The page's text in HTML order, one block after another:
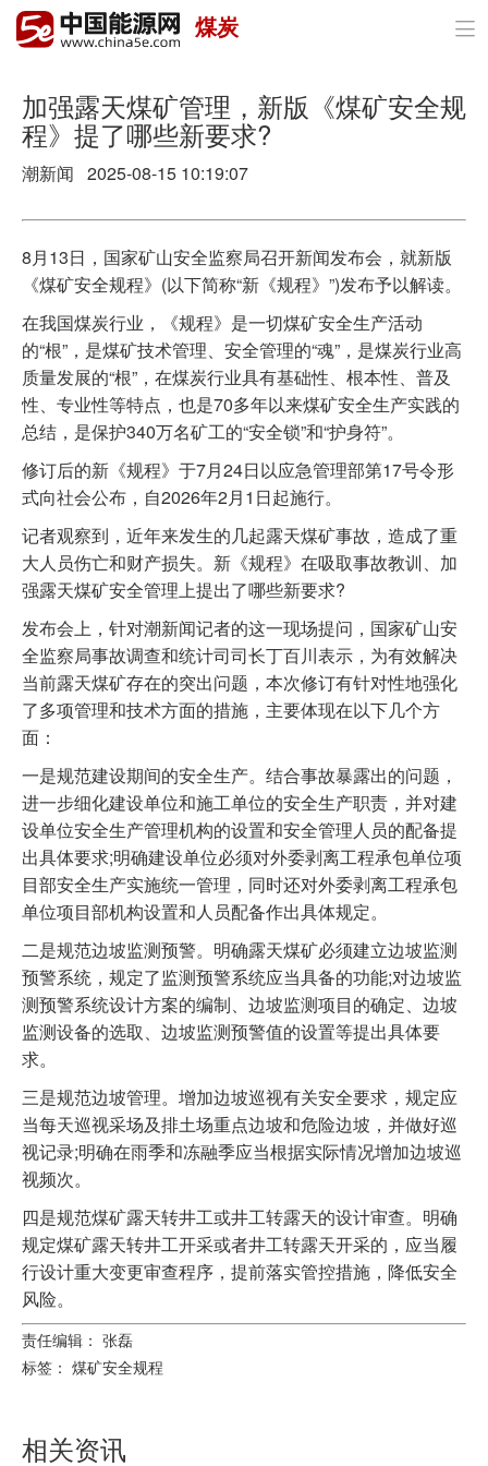
首页
政策与经济
油气
电力
新能源
节能环保
分布式能源
煤炭 
加强露天煤矿管理，新版《煤矿安全规
程》提了哪些新要求?
潮新闻 2025-08-15 10:19:07
8月13日，国家矿山安全监察局召开新闻发布会，就新版
《煤矿安全规程》(以下简称“新《规程》”)发布予以解读。
在我国煤炭行业，《规程》是一切煤矿安全生产活动
的“根”，是煤矿技术管理、安全管理的“魂”，是煤炭行业高
质量发展的“根”，在煤炭行业具有基础性、根本性、普及
性、专业性等特点，也是70多年以来煤矿安全生产实践的
总结，是保护340万名矿工的“安全锁”和“护身符”。
修订后的新《规程》于7月24日以应急管理部第17号令形
式向社会公布，自2026年2月1日起施行。
记者观察到，近年来发生的几起露天煤矿事故，造成了重
大人员伤亡和财产损失。新《规程》在吸取事故教训、加
强露天煤矿安全管理上提出了哪些新要求?
发布会上，针对潮新闻记者的这一现场提问，国家矿山安
全监察局事故调查和统计司司长丁百川表示，为有效解决
当前露天煤矿存在的突出问题，本次修订有针对性地强化
了多项管理和技术方面的措施，主要体现在以下几个方
面：
一是规范建设期间的安全生产。结合事故暴露出的问题，
进一步细化建设单位和施工单位的安全生产职责，并对建
设单位安全生产管理机构的设置和安全管理人员的配备提
出具体要求;明确建设单位必须对外委剥离工程承包单位项
目部安全生产实施统一管理，同时还对外委剥离工程承包
单位项目部机构设置和人员配备作出具体规定。
二是规范边坡监测预警。明确露天煤矿必须建立边坡监测
预警系统，规定了监测预警系统应当具备的功能;对边坡监
测预警系统设计方案的编制、边坡监测项目的确定、边坡
监测设备的选取、边坡监测预警值的设置等提出具体要
求。
三是规范边坡管理。增加边坡巡视有关安全要求，规定应
当每天巡视采场及排土场重点边坡和危险边坡，并做好巡
视记录;明确在雨季和冻融季应当根据实际情况增加边坡巡
视频次。
四是规范煤矿露天转井工或井工转露天的设计审查。明确
规定煤矿露天转井工开采或者井工转露天开采的，应当履
行设计重大变更审查程序，提前落实管控措施，降低安全
风险。
责任编辑： 张磊
标签： 煤矿安全规程
相关资讯